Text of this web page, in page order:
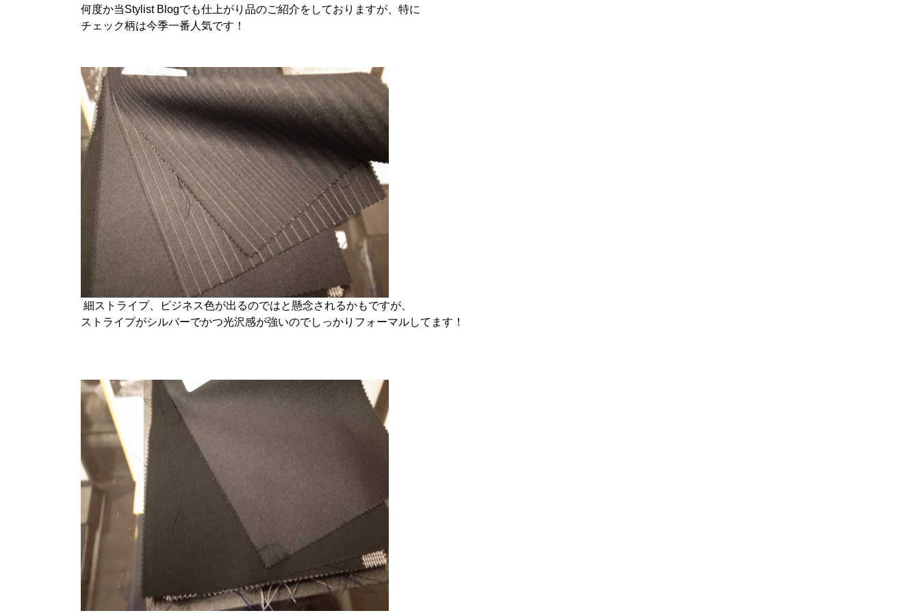
何度か当Stylist Blogでも仕上がり品のご紹介をしておりますが、特に
チェック柄は今季一番人気です！
細ストライプ、ビジネス色が出るのではと懸念されるかもですが、
ストライプがシルバーでかつ光沢感が強いのでしっかりフォーマルしてます！